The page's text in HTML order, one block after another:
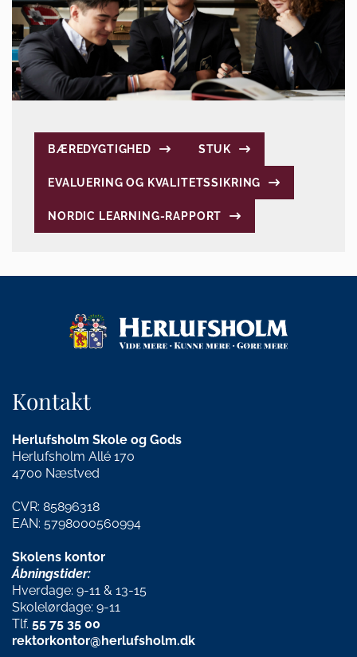
BÆREDYGTIGHED STUK
EVALUERING OG KVALITETSSIKRING
NORDIC LEARNING-RAPPORT
Kontakt
Herlufsholm Skole og Gods
Herlufsholm Allé 170
4700 Næstved
CVR: 85896318
EAN: 5798000560994
Skolens kontor
Åbningstider:
Hverdage: 9-11 & 13-15
Skolelørdage: 9-11
Tlf. 55 75 35 00
rektorkontor@herlufsholm.dk